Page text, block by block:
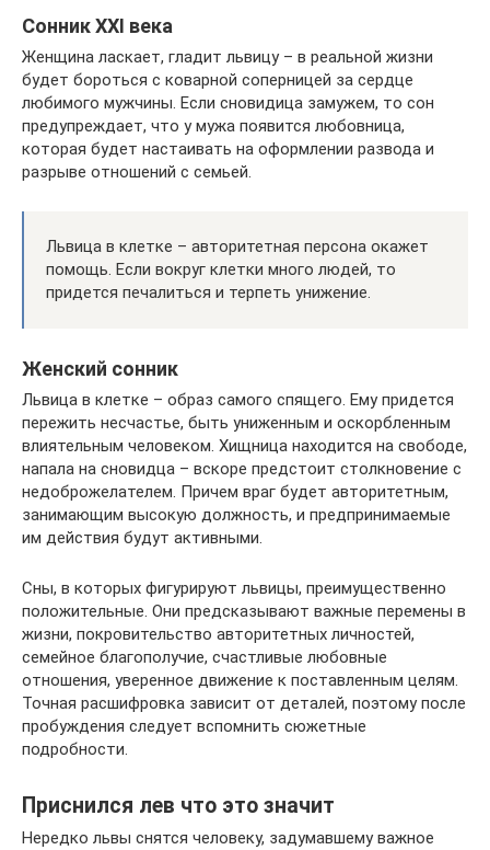
Сонник XXI века
Женщина ласкает, гладит львицу – в реальной жизни
будет бороться с коварной соперницей за сердце
любимого мужчины. Если сновидица замужем, то сон
предупреждает, что у мужа появится любовница,
которая будет настаивать на оформлении развода и
разрыве отношений с семьей.
Львица в клетке – авторитетная персона окажет
помощь. Если вокруг клетки много людей, то
придется печалиться и терпеть унижение.
Женский сонник
Львица в клетке – образ самого спящего. Ему придется
пережить несчастье, быть униженным и оскорбленным
влиятельным человеком. Хищница находится на свободе,
напала на сновидца – вскоре предстоит столкновение с
недоброжелателем. Причем враг будет авторитетным,
занимающим высокую должность, и предпринимаемые
им действия будут активными.
Сны, в которых фигурируют львицы, преимущественно
положительные. Они предсказывают важные перемены в
жизни, покровительство авторитетных личностей,
семейное благополучие, счастливые любовные
отношения, уверенное движение к поставленным целям.
Точная расшифровка зависит от деталей, поэтому после
пробуждения следует вспомнить сюжетные
подробности.
Приснился лев что это значит
Нередко львы снятся человеку, задумавшему важное